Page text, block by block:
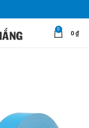
0
0 ₫